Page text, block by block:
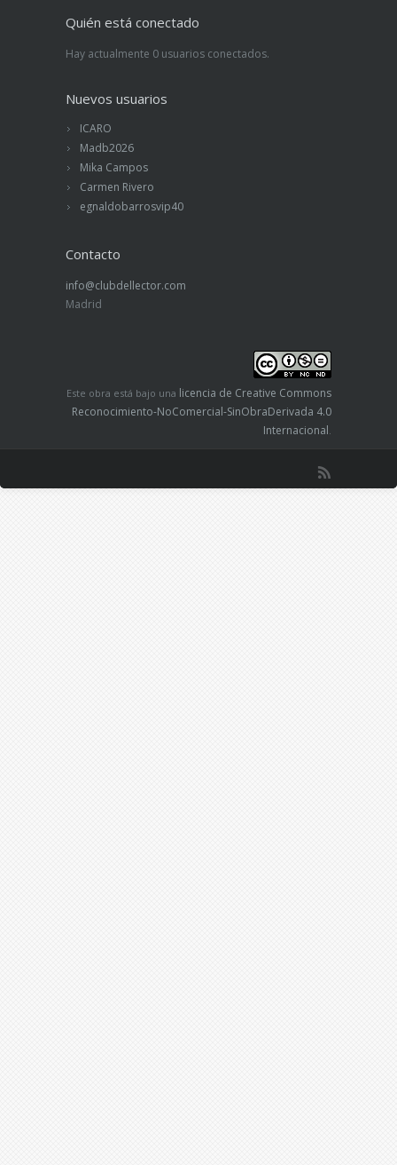
Quién está conectado
Hay actualmente 0 usuarios conectados.
Nuevos usuarios
ICARO
Madb2026
Mika Campos
Carmen Rivero
egnaldobarrosvip40
Contacto
info@clubdellector.com
Madrid
Este obra está bajo una licencia de Creative Commons
Reconocimiento-NoComercial-SinObraDerivada 4.0
Internacional